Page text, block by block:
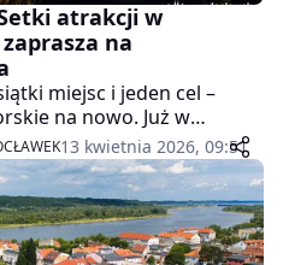
atrakcji w
na
miejsc i jeden cel –
na nowo. Już w
kolejna edycja
krajoznawczego
zabraknie także
13 kwietnia 2026, 09:51